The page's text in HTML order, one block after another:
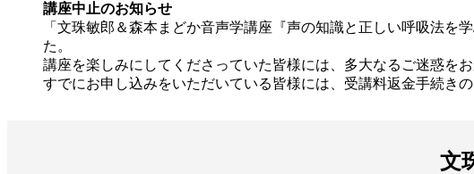
講座中止のお知らせ
「文珠敏郎＆森本まどか音声学講座『声の知識と正しい呼吸法
た。
講座を楽しみにしてくださっていた皆様には、多大なるご迷惑を
すでにお申し込みをいただいている皆様には、受講料返金手続き
文